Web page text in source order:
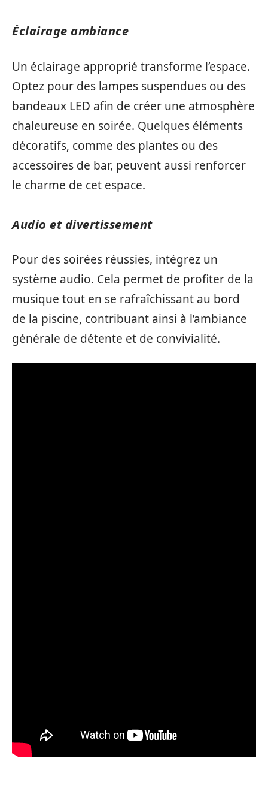
Éclairage ambiance
Un éclairage approprié transforme l’espace.
Optez pour des lampes suspendues ou des
bandeaux LED afin de créer une atmosphère
chaleureuse en soirée. Quelques éléments
décoratifs, comme des plantes ou des
accessoires de bar, peuvent aussi renforcer
le charme de cet espace.
Audio et divertissement
Pour des soirées réussies, intégrez un
système audio. Cela permet de profiter de la
musique tout en se rafraîchissant au bord
de la piscine, contribuant ainsi à l’ambiance
générale de détente et de convivialité.